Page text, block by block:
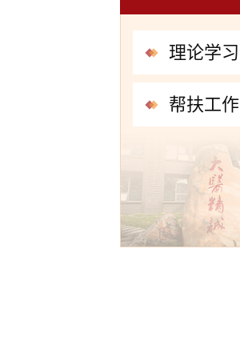
理论学习
帮扶工作